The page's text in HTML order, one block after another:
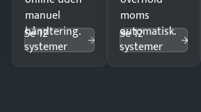
manuel
håndtering.
Se 12
systemer
moms
automatisk.
Se 12
systemer